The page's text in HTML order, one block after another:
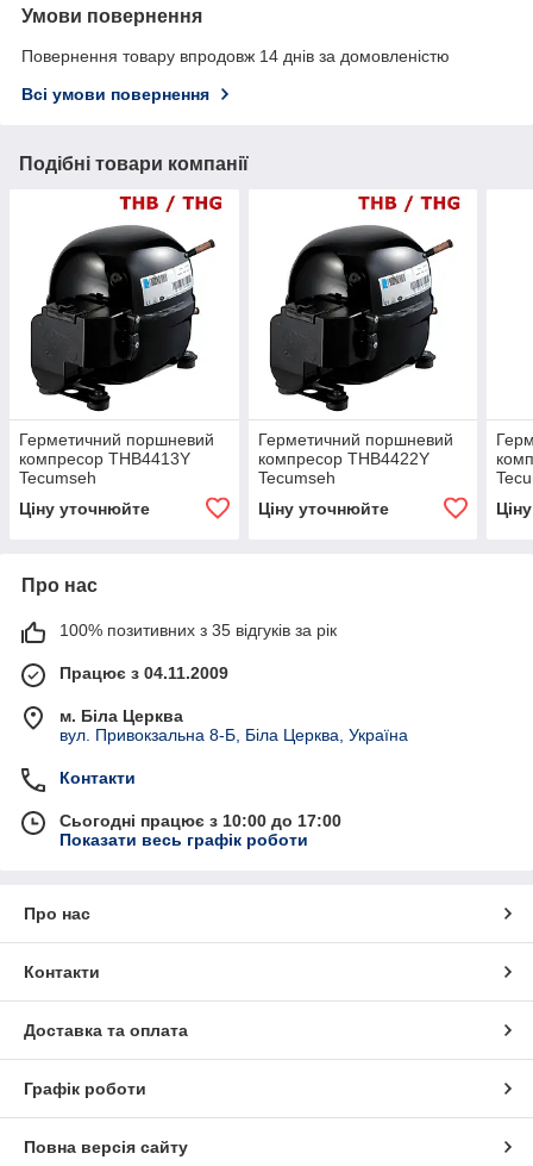
Умови повернення
Повернення товару впродовж 14 днів за домовленістю
Всі умови повернення
Подібні товари компанії
Герметичний поршневий
компресор THB4413Y
Tecumseh
Ціну уточнюйте
Герметичний поршневий
компресор THB4422Y
Tecumseh
Ціну уточнюйте
Про нас
100% позитивних з 35 відгуків за рік
Працює з 04.11.2009
м. Біла Церква
вул. Привокзальна 8-Б, Біла Церква, Україна
Контакти
Сьогодні працює з 10:00 до 17:00
Показати весь графік роботи
Про нас
Контакти
Доставка та оплата
Графік роботи
Повна версія сайту